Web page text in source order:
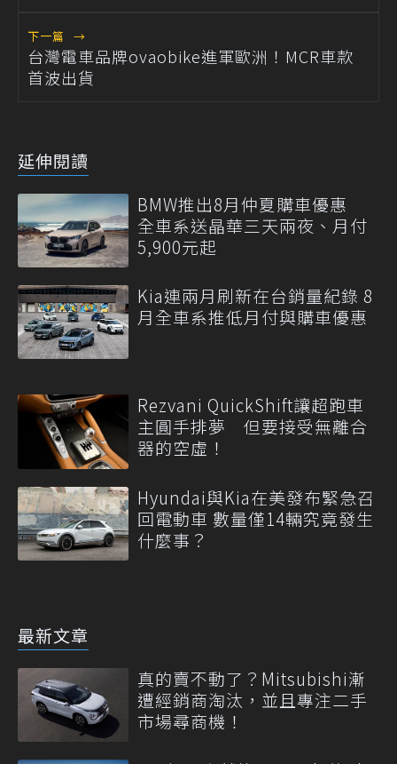
下一篇 →
台灣電車品牌ovaobike進軍歐洲！MCR車款
首波出貨
延伸閱讀
BMW推出8月仲夏購車優惠
全車系送晶華三天兩夜、月付
5,900元起
Kia連兩月刷新在台銷量紀錄 8
月全車系推低月付與購車優惠
Rezvani QuickShift讓超跑車
主圓手排夢 但要接受無離合
器的空虛！
Hyundai與Kia在美發布緊急召
回電動車 數量僅14輛究竟發生
什麼事？
最新文章
真的賣不動了？Mitsubishi漸
遭經銷商淘汰，並且專注二手
市場尋商機！